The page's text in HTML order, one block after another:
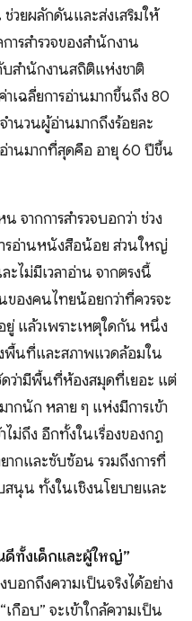
วยผลักดันและส่งเสริมให้
ารสำรวจของสำนักงาน
บสำนักงานสถิติแห่งชาติ
เฉลี่ยการอ่านมากขึ้นถึง 80
นวนผู้อ่านมากถึงร้อยละ
านมากที่สุดคือ อายุ 60 ปีขึ้น
จากการสำรวจบอกว่า ช่วง
รอ่านหนังสือน้อย ส่วนใหญ่
ไม่มีเวลาอ่าน จากตรงนี้
ของคนไทยน้อยกว่าที่ควรจะ
แล้วเพราะเหตุใดกัน หนึ่ง
พื้นที่และสภาพแวดล้อมใน
ดว่ามีพื้นที่ห้องสมุดที่เยอะ แต่
กนัก หลาย ๆ แห่งมีการเข้า
ไม่ถึง อีกทั้งในเรื่องของกฏ
ากและซับซ้อน รวมถึงการที่
สนุน ทั้งในเชิงนโยบายและ
ดีทั้งเด็กและผู้ใหญ่”
อกถึงความเป็นจริงได้อย่าง
กือบ” จะเข้าใกล้ความเป็น